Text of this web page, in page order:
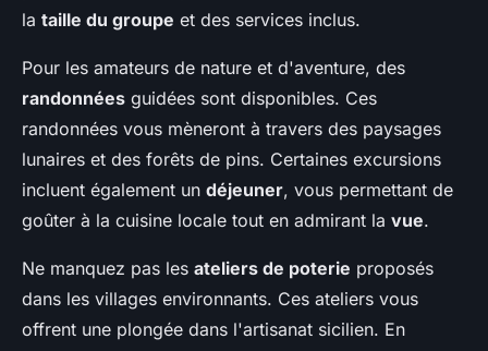
la taille du groupe et des services inclus.
Pour les amateurs de nature et d'aventure, des
randonnées guidées sont disponibles. Ces
randonnées vous mèneront à travers des paysages
lunaires et des forêts de pins. Certaines excursions
incluent également un déjeuner, vous permettant de
goûter à la cuisine locale tout en admirant la vue.
Ne manquez pas les ateliers de poterie proposés
dans les villages environnants. Ces ateliers vous
offrent une plongée dans l'artisanat sicilien. En